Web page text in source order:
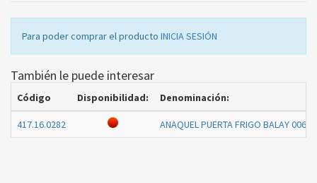
Para poder comprar el producto INICIA SESIÓN
También le puede interesar
Código Disponibilidad: Denominación:
417.16.0282 ANAQUEL PUERTA FRIGO BALAY